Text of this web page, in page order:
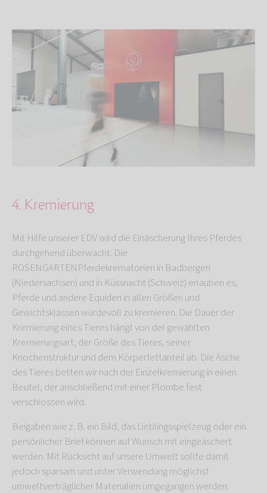
4. Kremierung
Mit Hilfe unserer EDV wird die Einäscherung Ihres Pferdes
durchgehend überwacht. Die
ROSENGARTENPferdekrematorien in Badbergen
(Niedersachsen) und in Küssnacht (Schweiz) erlauben es,
Pferde und andere Equiden in allen Größen und
Gewichtsklassen würdevoll zu kremieren. Die Dauer der
Kremierung eines Tieres hängt von der gewählten
Kremierungsart, der Größe des Tieres, seiner
Knochenstruktur und dem Körperfettanteil ab. Die Asche
des Tieres betten wir nach der Einzelkremierung in einen
Beutel, der anschließend mit einer Plombe fest
verschlossen wird.
Beigaben wie z. B. ein Bild, das Lieblingsspielzeug oder ein
persönlicher Brief können auf Wunsch mit eingeäschert
werden. Mit Rücksicht auf unsere Umwelt sollte damit
jedoch sparsam und unter Verwendung möglichst
umweltverträglicher Materialien umgegangen werden.